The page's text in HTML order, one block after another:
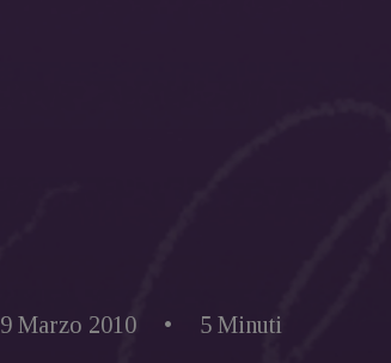
9 Marzo 2010 • 5 Minuti